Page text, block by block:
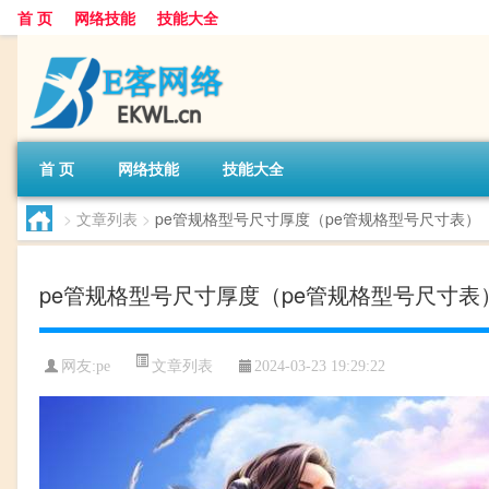
首 页 网络技能 技能大全
首 页 网络技能 技能大全
> 文章列表 > pe管规格型号尺寸厚度（pe管规格型号尺寸表）
pe管规格型号尺寸厚度（pe管规格型号尺寸表
网友:pe 文章列表 2024-03-23 19:29:22